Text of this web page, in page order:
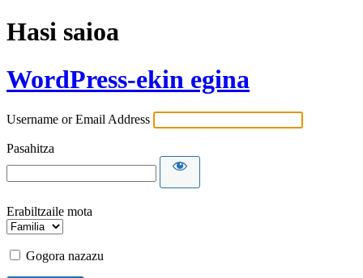
Hasi saioa
WordPress-ekin egina
Username or Email Address
Pasahitza
Erabiltzaile mota
Gogora nazazu